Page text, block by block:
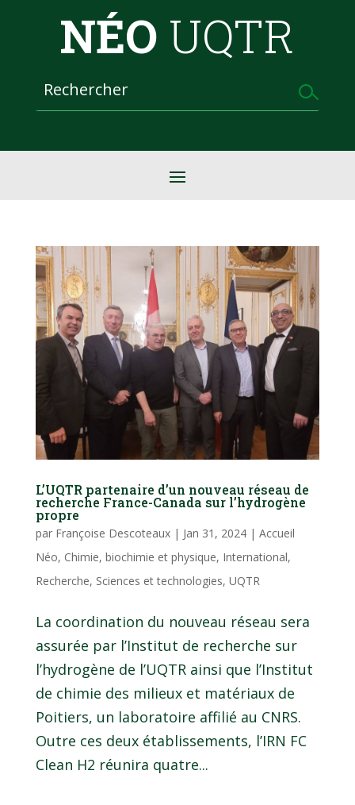
NÉO UQTR
L’UQTR partenaire d’un nouveau réseau de
recherche France-Canada sur l’hydrogène
propre
par Françoise Descoteaux| Jan 31, 2024| Accueil
Néo, Chimie, biochimie et physique, International,
Recherche, Sciences et technologies, UQTR
La coordination du nouveau réseau sera
assurée par l’Institut de recherche sur
l’hydrogène de l’UQTR ainsi que l’Institut
de chimie des milieux et matériaux de
Poitiers, un laboratoire affilié au CNRS.
Outre ces deux établissements, l’IRN FC
Clean H2 réunira quatre...